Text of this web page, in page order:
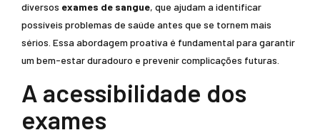
diversos exames de sangue, que ajudam a identificar
possíveis problemas de saúde antes que se tornem mais
sérios. Essa abordagem proativa é fundamental para garantir
um bem-estar duradouro e prevenir complicações futuras.
A acessibilidade dos
exames